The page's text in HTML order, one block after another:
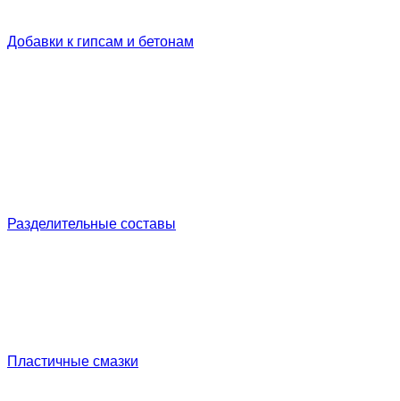
Добавки к гипсам и бетонам
Разделительные составы
Пластичные смазки